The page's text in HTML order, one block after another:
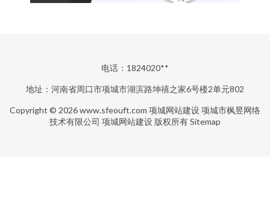
电话：1824020**
地址：河南省周口市项城市湖滨路坤禧之家6号楼2单元802
Copyright © 2026www.sfeouft.com 项城网站建设项城市枫昱网络
技术有限公司 项城网站建设 版权所有Sitemap